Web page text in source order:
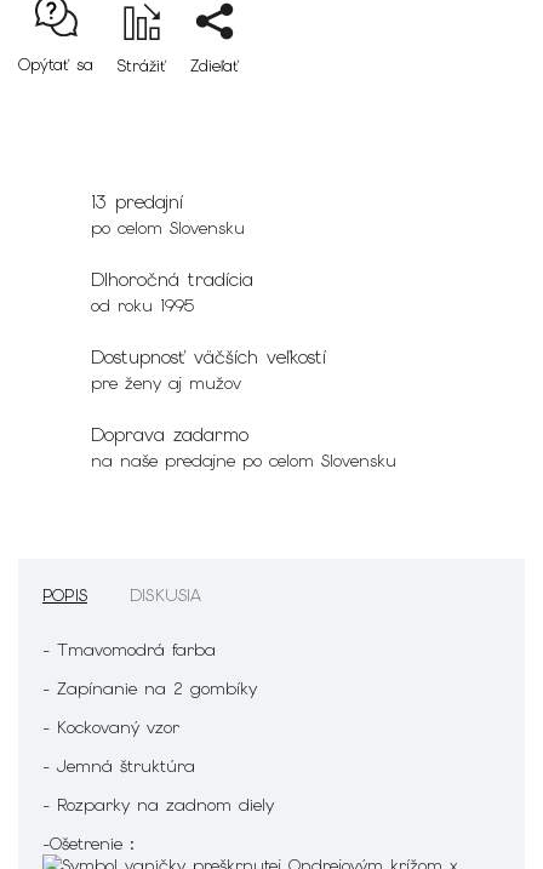
Opýtať sa Strážiť Zdieľať
13 predajní
po celom Slovensku
Dlhoročná tradícia
od roku 1995
Dostupnosť väčších veľkostí
pre ženy aj mužov
Doprava zadarmo
na naše predajne po celom Slovensku
POPIS DISKUSIA
- Tmavomodrá farba
- Zapínanie na 2 gombíky
- Kockovaný vzor
- Jemná štruktúra
- Rozparky na zadnom diely
-Ošetrenie :